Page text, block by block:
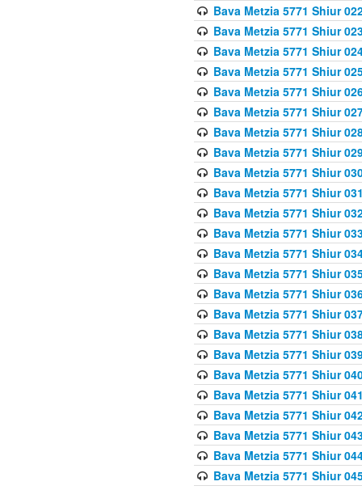
Bava Metzia 5771 Shiur
Bava Metzia 5771 Shiur
Bava Metzia 5771 Shiur
Bava Metzia 5771 Shiur
Bava Metzia 5771 Shiur
Bava Metzia 5771 Shiur
Bava Metzia 5771 Shiur
Bava Metzia 5771 Shiur
Bava Metzia 5771 Shiur
Bava Metzia 5771 Shiur
Bava Metzia 5771 Shiur
Bava Metzia 5771 Shiur
Bava Metzia 5771 Shiur
Bava Metzia 5771 Shiur
Bava Metzia 5771 Shiur
Bava Metzia 5771 Shiur
Bava Metzia 5771 Shiur
Bava Metzia 5771 Shiur
Bava Metzia 5771 Shiur
Bava Metzia 5771 Shiur
Bava Metzia 5771 Shiur
Bava Metzia 5771 Shiur
Bava Metzia 5771 Shiur
Bava Metzia 5771 Shiur